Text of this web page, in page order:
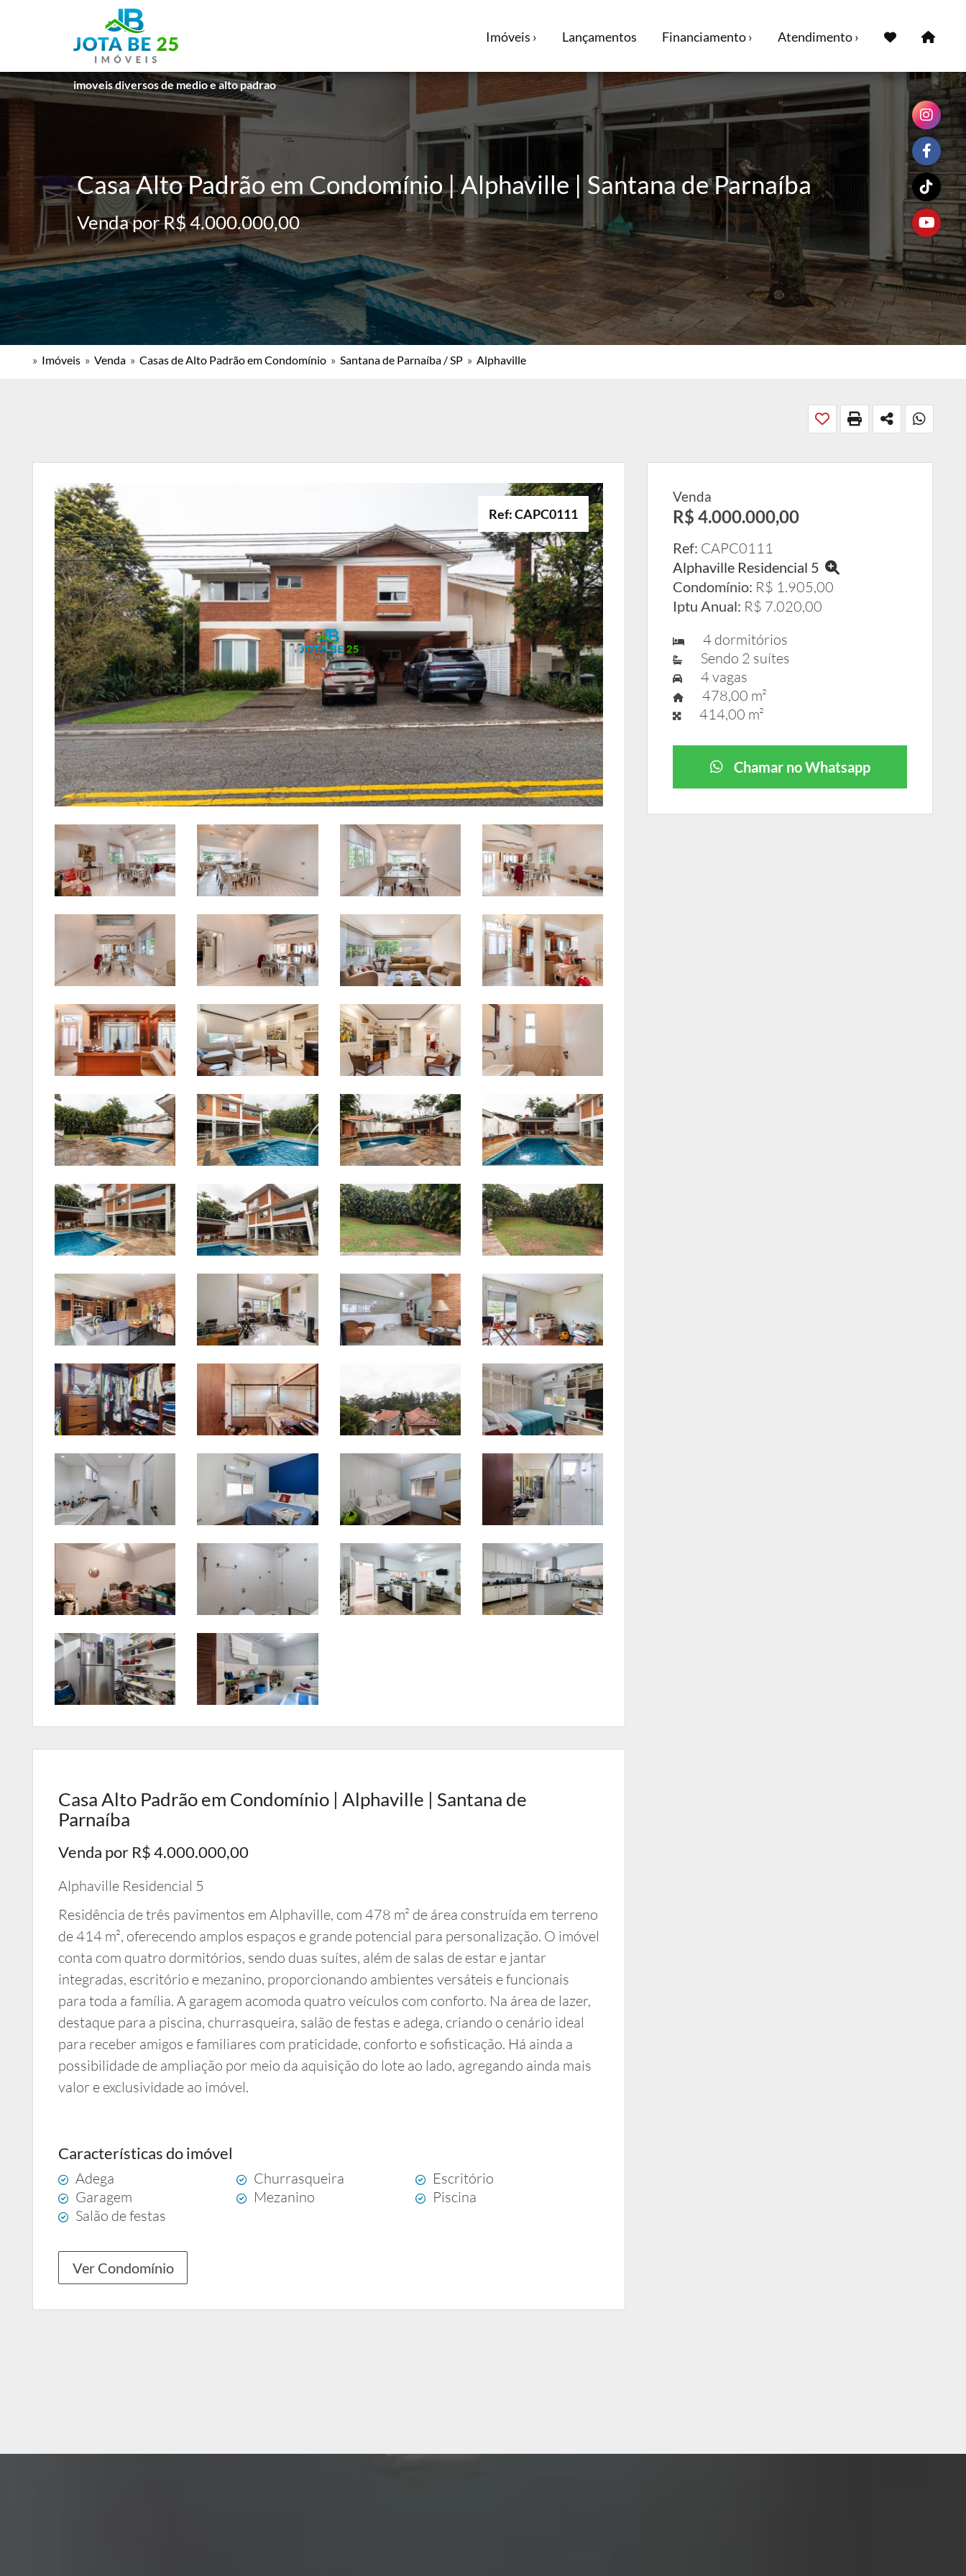
imoveis diversos de medio e alto padrao
Imóveis › Lançamentos Financiamento › Atendimento ›
Casa Alto Padrão em Condomínio | Alphaville | Santana de Parnaíba
Venda por R$ 4.000.000,00
» Imóveis » Venda » Casas de Alto Padrão em Condomínio » Santana de Parnaíba / SP » Alphaville
Ref: CAPC0111
Casa Alto Padrão em Condomínio | Alphaville | Santana de
Parnaíba
Venda por R$ 4.000.000,00
Alphaville Residencial 5
Residência de três pavimentos em Alphaville, com 478 m² de área construída em terreno
de 414 m², oferecendo amplos espaços e grande potencial para personalização. O imóvel
conta com quatro dormitórios, sendo duas suítes, além de salas de estar e jantar
integradas, escritório e mezanino, proporcionando ambientes versáteis e funcionais
para toda a família. A garagem acomoda quatro veículos com conforto. Na área de lazer,
destaque para a piscina, churrasqueira, salão de festas e adega, criando o cenário ideal
para receber amigos e familiares com praticidade, conforto e sofisticação. Há ainda a
possibilidade de ampliação por meio da aquisição do lote ao lado, agregando ainda mais
valor e exclusividade ao imóvel.
Características do imóvel
Adega Churrasqueira
Escritório
Garagem
Mezanino
Piscina
Salão de festas
Ver Condomínio
Venda
R$ 4.000.000,00
Ref: CAPC0111
Alphaville Residencial 5
Condomínio: R$ 1.905,00
Iptu Anual: R$ 7.020,00
4 dormitórios
Sendo 2 suítes
4 vagas
478,00 m²
414,00 m²
Chamar no Whatsapp